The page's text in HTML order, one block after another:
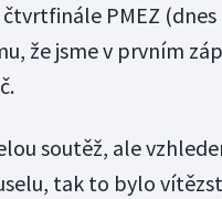
PMEZ
že jsme v prvním
soutěž, ale
tak to bylo